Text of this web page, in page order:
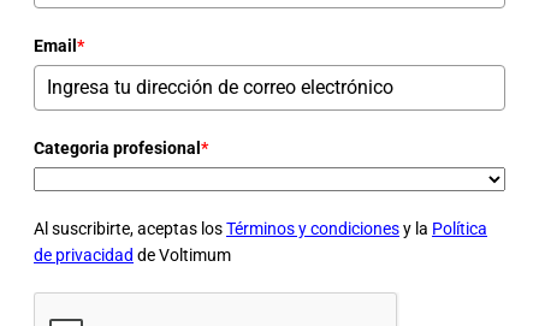
Email *
Categoria profesional *
Al suscribirte, aceptas losTérminos y condicionesy la Política
de privacidad de Voltimum